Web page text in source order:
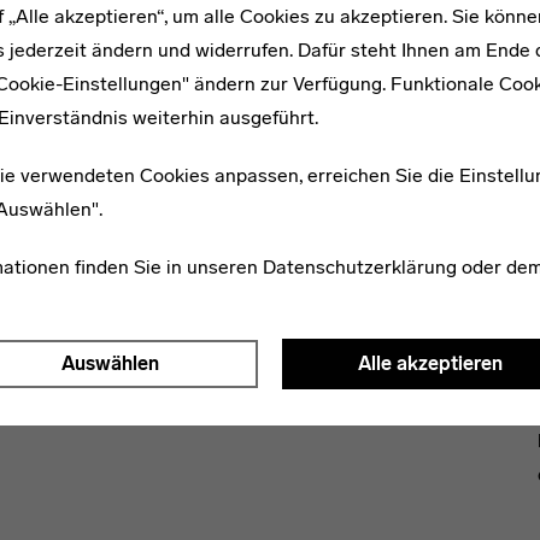
„Alle akzeptieren“, um alle Cookies zu akzeptieren. Sie
jederzeit ändern und widerrufen. Dafür steht Ihnen am Ende
Einstellungen" ändern zur Verfügung. Funktionale
weiterhin ausgeführt.
verwendeten Cookies anpassen, erreichen Sie die
finden Sie in unseren Datenschutzerklärung oder
Auswählen Alle akzeptieren
1893–1942